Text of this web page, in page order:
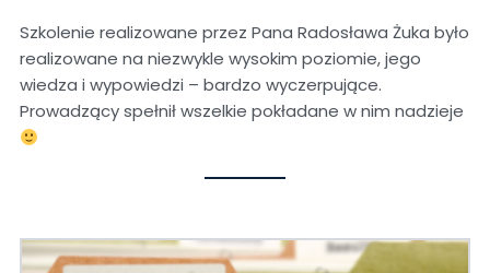
Szkolenie realizowane przez Pana Radosława Żuka było
realizowane na niezwykle wysokim poziomie, jego
wiedza i wypowiedzi – bardzo wyczerpujące.
Prowadzący spełnił wszelkie pokładane w nim nadzieje